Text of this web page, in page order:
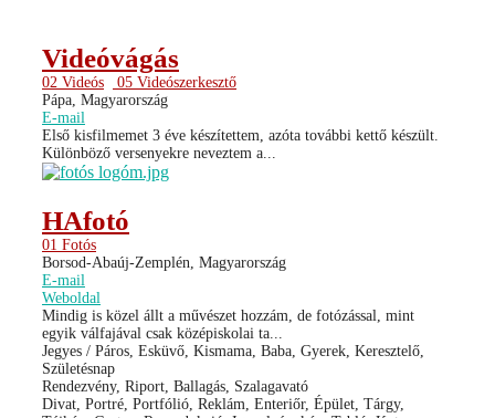
Videóvágás
02 Videós
05 Videószerkesztő
Pápa, Magyarország
E-mail
Első kisfilmemet 3 éve készítettem, azóta további kettő készült.
Különböző versenyekre neveztem a...
HAfotó
01 Fotós
Borsod-Abaúj-Zemplén, Magyarország
E-mail
Weboldal
Mindig is közel állt a művészet hozzám, de fotózással, mint
egyik válfajával csak középiskolai ta...
Jegyes / Páros, Esküvő, Kismama, Baba, Gyerek, Keresztelő,
Születésnap
Rendezvény, Riport, Ballagás, Szalagavató
Divat, Portré, Portfólió, Reklám, Enteriőr, Épület, Tárgy,